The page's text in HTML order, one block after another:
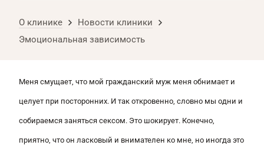
О клинике
Новости клиники
Эмоциональная зависимость
Меня смущает, что мой гражданский муж меня обнимает и
целует при посторонних. И так откровенно, словно мы одни и
собираемся заняться сексом. Это шокирует. Конечно,
приятно, что он ласковый и внимателен ко мне, но иногда это